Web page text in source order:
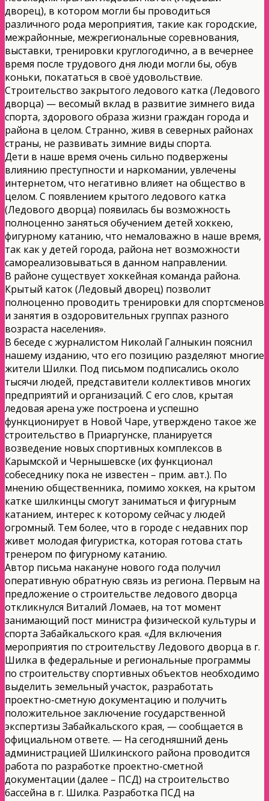
дворец), в котором могли бы проводиться
различного рода мероприятия, такие как городские,
межрайонные, межрегиональные соревнования,
выставки, тренировки круглогодично, а в вечернее
время после трудового дня люди могли бы, обув
коньки, покататься в своё удовольствие.
Строительство закрытого ледового катка (Ледового
дворца) — весомый вклад в развитие зимнего вида
спорта, здорового образа жизни граждан города и
района в целом. Странно, живя в северных районах
страны, не развивать зимние виды спорта.
Дети в наше время очень сильно подвержены
влиянию преступности и наркомании, увлечены
интернетом, что негативно влияет на общество в
целом. С появлением крытого ледового катка
(Ледового дворца) появилась бы возможность
полноценно заняться обучением детей хоккею,
фигурному катанию, что немаловажно в наше время,
так как у детей города, района нет возможности
самореализовываться в данном направлении.
В районе существует хоккейная команда района.
Крытый каток (Ледовый дворец) позволит
полноценно проводить тренировки для спортсменов
и занятия в оздоровительных группах разного
возраста населения».
В беседе с журналистом Николай Галныкин пояснил
нашему изданию, что его позицию разделяют многие
жители Шилки. Под письмом подписались около
тысячи людей, представители коллективов многих
предприятий и организаций. С его слов, крытая
ледовая арена уже построена и успешно
функционирует в Новой Чаре, утверждено такое же
строительство в Приаргунске, планируется
возведение новых спортивных комплексов в
Карымской и Чернышевске (их функционал
собеседнику пока не известен – прим. авт.). По
мнению общественника, помимо хоккея, на крытом
катке шилкинцы смогут заниматься и фигурным
катанием, интерес к которому сейчас у людей
огромный. Тем более, что в городе с недавних пор
живет молодая фигуристка, которая готова стать
тренером по фигурному катанию.
Автор письма накануне нового года получил
оперативную обратную связь из региона. Первым на
предложение о строительстве ледового дворца
откликнулся Виталий Ломаев, на тот момент
занимающий пост министра физической культуры и
спорта Забайкальского края. «Для включения
мероприятия по строительству Ледового дворца в г.
Шилка в федеральные и региональные программы
по строительству спортивных объектов необходимо
выделить земельный участок, разработать
проектно-сметную документацию и получить
положительное заключение государственной
экспертизы Забайкальского края, — сообщается в
официальном ответе. — На сегодняшний день
администрацией Шилкинского района проводится
работа по разработке проектно-сметной
документации (далее – ПСД) на строительство
бассейна в г. Шилка. Разработка ПСД на